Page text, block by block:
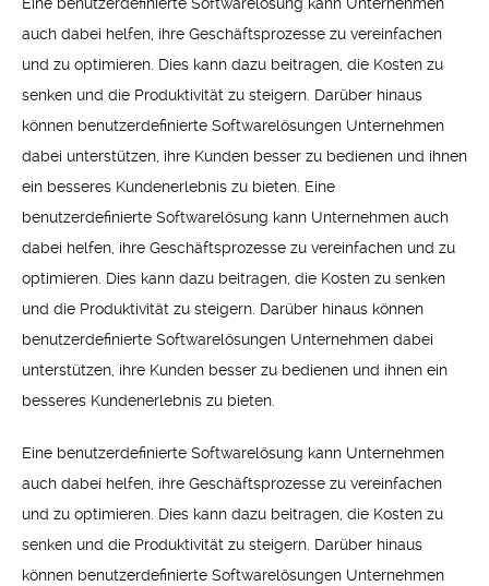
auch dabei helfen, ihre Geschäftsprozesse zu vereinfachen
und zu optimieren. Dies kann dazu beitragen, die Kosten zu
senken und die Produktivität zu steigern. Darüber hinaus
können benutzerdefinierte Softwarelösungen Unternehmen
dabei unterstützen, ihre Kunden besser zu bedienen und ihnen
ein besseres Kundenerlebnis zu bieten. Eine
benutzerdefinierte Softwarelösung kann Unternehmen auch
dabei helfen, ihre Geschäftsprozesse zu vereinfachen und zu
optimieren. Dies kann dazu beitragen, die Kosten zu senken
und die Produktivität zu steigern. Darüber hinaus können
benutzerdefinierte Softwarelösungen Unternehmen dabei
unterstützen, ihre Kunden besser zu bedienen und ihnen ein
besseres Kundenerlebnis zu bieten.
Eine benutzerdefinierte Softwarelösung kann Unternehmen
auch dabei helfen, ihre Geschäftsprozesse zu vereinfachen
und zu optimieren. Dies kann dazu beitragen, die Kosten zu
senken und die Produktivität zu steigern. Darüber hinaus
können benutzerdefinierte Softwarelösungen Unternehmen